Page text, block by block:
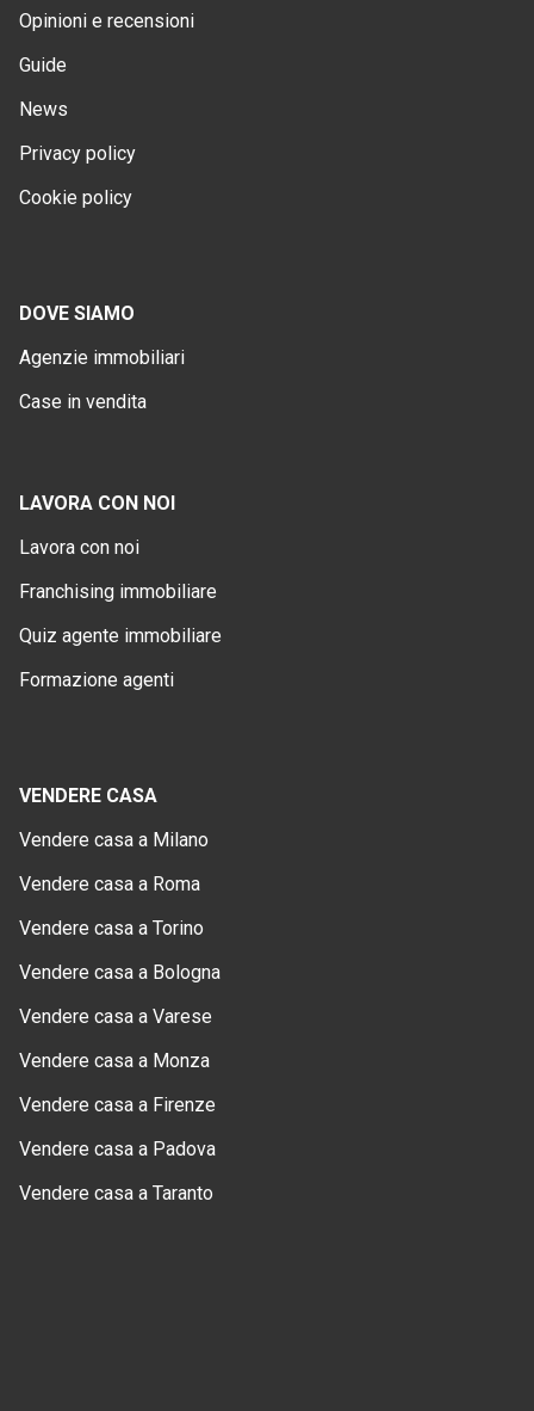
Opinioni e recensioni
Guide
News
Privacy policy
Cookie policy
DOVE SIAMO
Agenzie immobiliari
Case in vendita
LAVORA CON NOI
Lavora con noi
Franchising immobiliare
Quiz agente immobiliare
Formazione agenti
VENDERE CASA
Vendere casa a Milano
Vendere casa a Roma
Vendere casa a Torino
Vendere casa a Bologna
Vendere casa a Varese
Vendere casa a Monza
Vendere casa a Firenze
Vendere casa a Padova
Vendere casa a Taranto